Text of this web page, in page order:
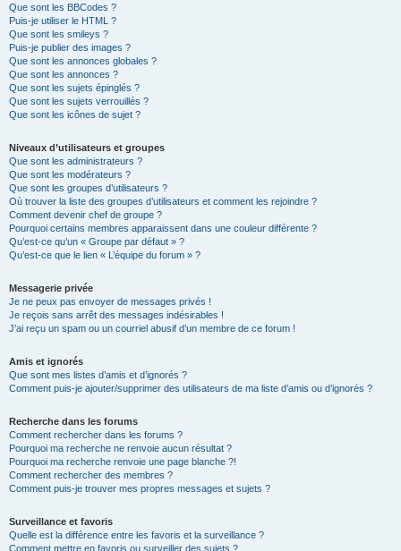
Que sont les BBCodes ?
Puis-je utiliser le HTML ?
Que sont les smileys ?
Puis-je publier des images ?
Que sont les annonces globales ?
Que sont les annonces ?
Que sont les sujets épinglés ?
Que sont les sujets verrouillés ?
Que sont les icônes de sujet ?
Niveaux d’utilisateurs et groupes
Que sont les administrateurs ?
Que sont les modérateurs ?
Que sont les groupes d’utilisateurs ?
Où trouver la liste des groupes d’utilisateurs et comment les rejoindre ?
Comment devenir chef de groupe ?
Pourquoi certains membres apparaissent dans une couleur différente ?
Qu’est-ce qu’un « Groupe par défaut » ?
Qu’est-ce que le lien « L’équipe du forum » ?
Messagerie privée
Je ne peux pas envoyer de messages privés !
Je reçois sans arrêt des messages indésirables !
J’ai reçu un spam ou un courriel abusif d’un membre de ce forum !
Amis et ignorés
Que sont mes listes d’amis et d’ignorés ?
Comment puis-je ajouter/supprimer des utilisateurs de ma liste d’amis ou d’ignorés ?
Recherche dans les forums
Comment rechercher dans les forums ?
Pourquoi ma recherche ne renvoie aucun résultat ?
Pourquoi ma recherche renvoie une page blanche ?!
Comment rechercher des membres ?
Comment puis-je trouver mes propres messages et sujets ?
Surveillance et favoris
Quelle est la différence entre les favoris et la surveillance ?
Comment mettre en favoris ou surveiller des sujets ?